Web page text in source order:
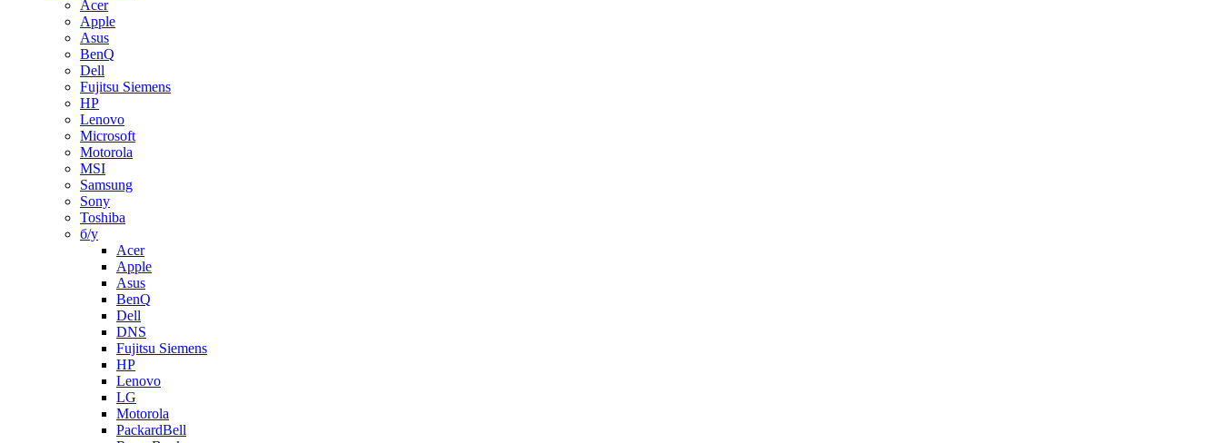
Acer
Apple
Asus
BenQ
Dell
Fujitsu Siemens
HP
Lenovo
Microsoft
Motorola
MSI
Samsung
Sony
Toshiba
б/у
Acer
Apple
Asus
BenQ
Dell
DNS
Fujitsu Siemens
HP
Lenovo
LG
Motorola
PackardBell